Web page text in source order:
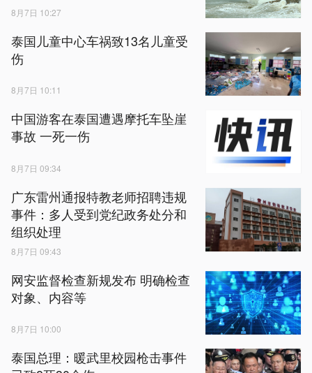
8月7日 10:27
泰国儿童中心车祸致13名儿童受
伤
8月7日 10:11
中国游客在泰国遭遇摩托车坠崖
事故 一死一伤
8月7日 09:34
广东雷州通报特教老师招聘违规
事件：多人受到党纪政务处分和
组织处理
8月7日 09:43
网安监督检查新规发布 明确检查
对象、内容等
8月7日 10:00
泰国总理：暖武里校园枪击事件